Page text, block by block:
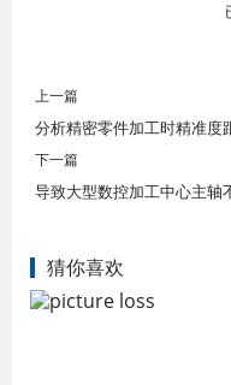
上一篇
分析精密零件加工时精准度
下一篇
导致大型数控加工中心主
猜你喜欢